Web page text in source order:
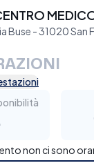
Buse - 31020 San
non ci sono